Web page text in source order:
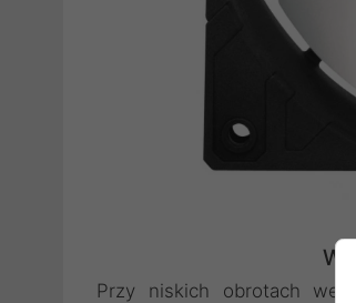
Przy niskich obrotach